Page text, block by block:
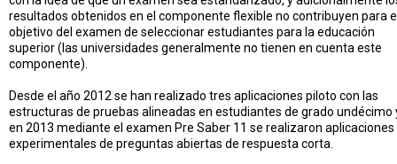
resultados obtenidos en el componente flexible no contribuyen para
objetivo del examen de seleccionar estudiantes para la educación
superior (las universidades generalmente no tienen en cuenta este
componente).
Desde el año 2012 se han realizado tres aplicaciones piloto con las
estructuras de pruebas alineadas en estudiantes de grado undécimo
en 2013 mediante el examen Pre Saber 11 se realizaron aplicaciones
experimentales de preguntas abiertas de respuesta corta.